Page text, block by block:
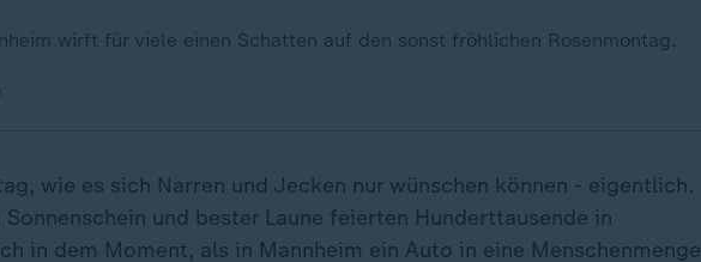
wirft für viele einen Schatten auf den sonst fröhlichen Rosenmontag.
wie es sich Narren und Jecken nur wünschen können - eigentlich.
und bester Laune feierten Hunderttausende in
in dem Moment, als in Mannheim ein Auto in eine Menschenmenge